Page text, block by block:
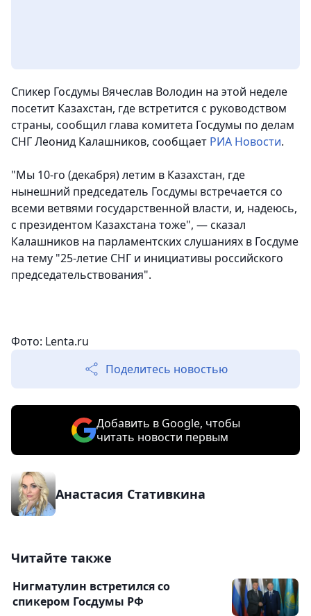
Спикер Госдумы Вячеслав Володин на этой неделе
посетит Казахстан, где встретится с руководством
страны, сообщил глава комитета Госдумы по делам
СНГ Леонид Калашников, сообщает РИА Новости.
"Мы 10-го (декабря) летим в Казахстан, где
нынешний председатель Госдумы встречается со
всеми ветвями государственной власти, и, надеюсь,
с президентом Казахстана тоже", — сказал
Калашников на парламентских слушаниях в Госдуме
на тему "25-летие СНГ и инициативы российского
председательствования".
Фото: Lenta.ru
Поделитесь новостью
Добавить в Google, чтобы
читать новости первым
Анастасия Стативкина
Читайте также
Нигматулин встретился со
спикером Госдумы РФ